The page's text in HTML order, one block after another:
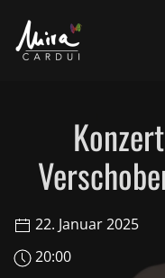
Skip to main content
22. Januar 2025
20:00